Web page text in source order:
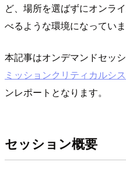
ど、場所を選ばずにオンラ
べるような環境になっていま
本記事はオンデマンドセッ
ミッションクリティカルシ
ンレポートとなります。
セッション概要